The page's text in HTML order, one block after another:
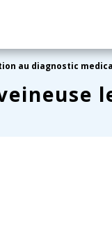
au diagnostic